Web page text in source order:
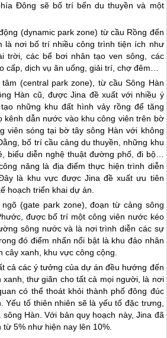
Đông sẽ bố trí bến du thuyền và một
(dynamic park zone) từ cầu Rồng đến
là nơi bố trí nhiều công trình tiện ích như
trời, các bể bơi nhân tạo ven sông, các
cấp, dịch vụ ăn uống, giải trí, chợ đêm…
(central park zone), từ cầu Sông Hàn
Hàn cũ, được Jina đề xuất với nhiều ý
những khu đất hình vảy rồng để tăng
kênh dẫn nước vào khu công viên trên bờ
viên sóng tại bờ tây sông Hàn với không
bố trí cầu cảng du thuyền, những khu
biểu diễn nghệ thuật đường phố, đi bộ…
năng là địa điểm thực hiện trình diễn
là khu vực được Jina đề xuất ưu tiên
hoạch triển khai dự án.
(gate park zone), đoạn từ cảng sông
được bố trí một công viên nước kéo
sông nước và là nơi trình diễn các sự
đó điểm nhấn nổi bật là khu đảo nhân
cây xanh, khu vực công cộng.
cả các ý tưởng của dự án đều hướng đến
xanh, thư giãn cho tất cả mọi người, là nơi
có thể thoát khỏi thành phố đông đúc
Yếu tố thiên nhiên sẽ là yếu tố đặc trưng,
Hàn. Với bản quy hoạch này, Jina đã
5% như hiện nay lên 10%.